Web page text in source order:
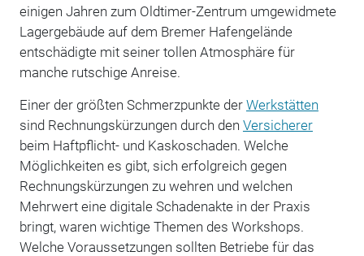
einigen Jahren zum Oldtimer-Zentrum umgewidmete
Lagergebäude auf dem Bremer Hafengelände
entschädigte mit seiner tollen Atmosphäre für
manche rutschige Anreise.
Einer der größten Schmerzpunkte der Werkstätten
sind Rechnungskürzungen durch den Versicherer
beim Haftpflicht- und Kaskoschaden. Welche
Möglichkeiten es gibt, sich erfolgreich gegen
Rechnungskürzungen zu wehren und welchen
Mehrwert eine digitale Schadenakte in der Praxis
bringt, waren wichtige Themen des Workshops.
Welche Voraussetzungen sollten Betriebe für das